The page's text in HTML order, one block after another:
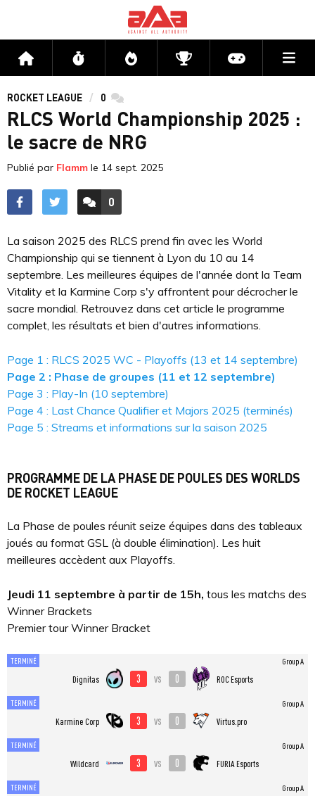
Accueil Flux Directs CompétitionsActu jeux
ROCKET LEAGUE 0 commentaires
RLCS World Championship 2025 :
le sacre de NRG
Publié par Flamm le 14 sept. 2025
ACCÉDER AUX
0
COMMENTAIRES
La saison 2025 des RLCS prend fin avec les World
Championship qui se tiennent à Lyon du 10 au 14
septembre. Les meilleures équipes de l'année dont la Team
Vitality et la Karmine Corp s'y affrontent pour décrocher le
sacre mondial. Retrouvez dans cet article le programme
complet, les résultats et bien d'autres informations.
Page 1 : RLCS 2025 WC - Playoffs (13 et 14 septembre)
Page 2 : Phase de groupes (11 et 12 septembre)
Page 3 : Play-In (10 septembre)
Page 4 : Last Chance Qualifier et Majors 2025 (terminés)
Page 5 : Streams et informations sur la saison 2025
PROGRAMME DE LA PHASE DE POULES DES WORLDS
DE ROCKET LEAGUE
La Phase de poules réunit seize équipes dans des tableaux
joués au format GSL (à double élimination). Les huit
meilleures accèdent aux Playoffs.
Jeudi 11 septembre à partir de 15h, tous les matchs des
Winner Brackets
Premier tour Winner Bracket
TERMINÉ
Dignitas 3 vs 0 ROC Esports
Group A
TERMINÉ
Karmine Corp 3 vs 0 Virtus.pro
Group A
TERMINÉ
Wildcard 3 vs 0 FURIA Esports
Group A
TERMINÉ Group A